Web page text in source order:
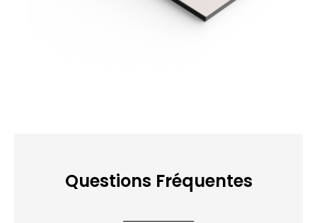
Questions Fréquentes